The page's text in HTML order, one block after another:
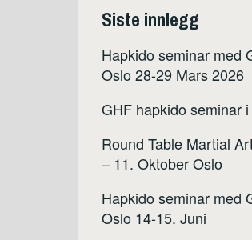
Siste innlegg
Hapkido seminar med
Oslo 28-29 Mars 2026
GHF hapkido seminar
Round Table Martial
– 11. Oktober Oslo
Hapkido seminar med
Oslo 14-15. Juni